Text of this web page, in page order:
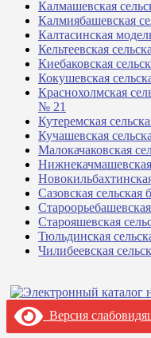
Калмашевская
Калмиябашевская
Калтасинская
Кельтеевская
Киебаковская
Кокушевская
Краснохолмская
№ 21
Кутеремская
Кучашевская
Малокачаковская
Сазовская
Старояшевская
Тюльдинская
Чилибеевская
Версия